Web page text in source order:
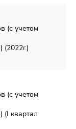
(с учетом
(с учетом
(I квартал